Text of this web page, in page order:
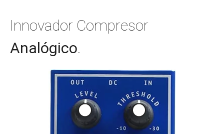
Innovador Compresor
Analógico.